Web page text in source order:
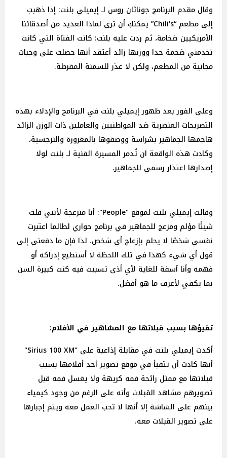
وقال مقدم البرنامج جوناثان روس لـ إيميلي بلنت: إذا ذهبتِ
إلى مطعم “Chili's” يمكنكِ أن ترى لماذا العديد من أصدقائنا
الأمريكيين ضخامة، ثم ردت عليه بلنت: كانت الفتاة التي كانت
تخدمني ضخمة جدا ووزنها زائد أعتقد أنها حصلت على وجبات
مجانية من المطعم، ولكن لا عذر للسمنة المفرطة.
وعلى الفور بعد ظهور إيميلي بلنت في البرنامج والإدلاء بهذه
التصريحات العنصرية ضد المواطنيين والعاملين ذات الوزن الزائد
هاجمها الجماهير بشراسة ووصفوها بالمغرورة والنرجسية،
وكادت هذه الواقعة ان تُدمر المسيرة الفنية لـ بلنت لولا
إصدارها اعتذار رسمي للجماهير.
وقالت إيميلي بلنت لموقع "People": أنا منزعجة لأنني قلت
شيئًا مؤلم ومزعج للجماهير في برنامج حواري لطالما اعتبرت
نفسي شخصًا لا يحلم بإزعاج أي شخص، لذا فإن ما دفعني إلى
قول أي شيء كهذا في تلك اللحظة لا أستطيع إدراكه أو
فهمه وأنا آسفة للغاية لأي أذى تسببت فيه كنت كبيرة السن
بما يكفي لأعرف ما هو أفضل.
تقيؤها بسبب قبلاتها مع المشاهير في الأفلام:
أكدت إيميلي بلنت في مقابلة إذاعية على "Sirius 100 XM"
أنها كادت أن تتقيأ في موقع تصوير أحد أفلامها بسبب
قبلاتها مع ممثل رائحة فمه كريهة ولا يغسل فمه قبل
تصويرهم مشاهد القبلات وأنه على الرغم من وجود كيمياء
بينهم على الشاشة إلا أنها لا تحب العمل معه ويتم إجبارها
على تصوير القبلات معه.